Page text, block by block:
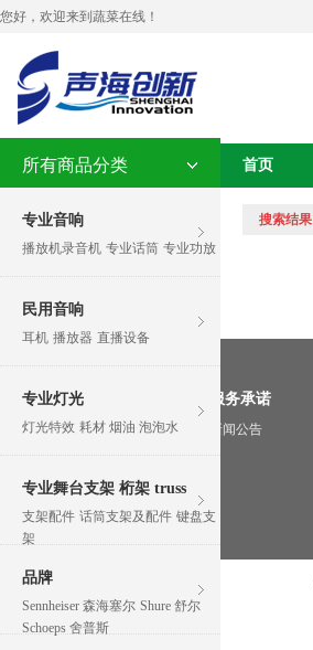
您好，欢迎来到蔬菜在线！
所有商品分类
专业音响
播放机录音机 专业话筒 专业功放
民用音响
耳机 播放器 直播设备
专业灯光
灯光特效 耗材 烟油 泡泡水
专业舞台支架 桁架 truss
支架配件 话筒支架及配件 键盘支
架
品牌
Sennheiser 森海塞尔 Shure 舒尔
Schoeps 舍普斯
首页
搜索结果
关于我们
关于我们
服务承诺
新闻公告